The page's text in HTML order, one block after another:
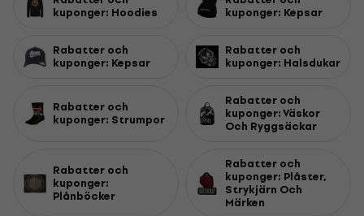
kuponger: Hoodies kuponger: Kepsar
Rabatter och
kuponger: Kepsar
Rabatter och
kuponger: Halsdukar
Rabatter och
kuponger: Strumpor
Rabatter och
kuponger: Väskor
Och Ryggsäckar
Rabatter och
kuponger:
Plånböcker
Rabatter och
kuponger: Plåster,
Strykjärn Och
Märken